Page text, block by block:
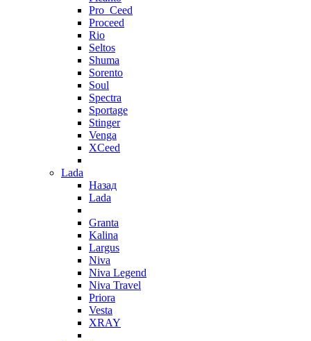
Pro_Ceed
Proceed
Rio
Seltos
Shuma
Sorento
Soul
Spectra
Sportage
Stinger
Venga
XCeed
Lada
Назад
Lada
Granta
Kalina
Largus
Niva
Niva Legend
Niva Travel
Priora
Vesta
XRAY